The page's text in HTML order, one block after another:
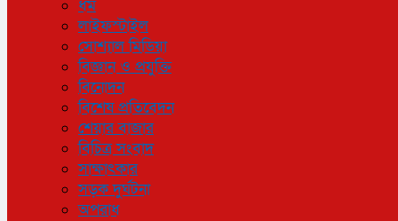
ধর্ম
লাইফস্টাইল
সোশ্যাল মিডিয়া
বিজ্ঞান ও প্রযুক্তি
বিনোদন
বিশেষ প্রতিবেদন
শেয়ার বাজার
বিচিত্র সংবাদ
সাক্ষাৎকার
সড়ক দুর্ঘটনা
অপরাধ